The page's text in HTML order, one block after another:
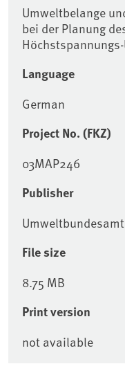
Umweltbelange
bei der Planung
Language
German
Project No. (FKZ)
03MAP246
Publisher
Umweltbundesamt
File size
8.75 MB
Print version
not available